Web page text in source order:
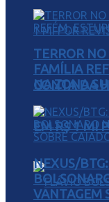
CONTA DA
EM R$ 1 MI
TERROR
FAMÍLIA
NA ZONA
NEXUS/
VANTAGEM